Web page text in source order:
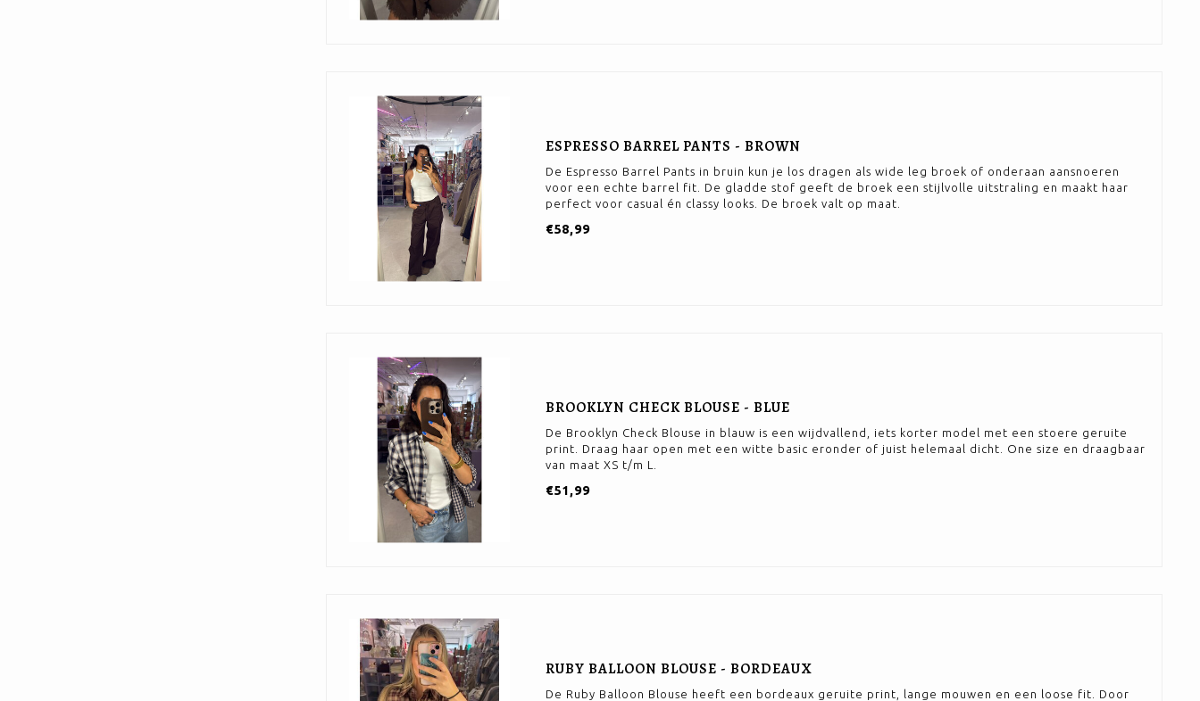
ESPRESSO BARREL PANTS - BROWN
De Espresso Barrel Pants in bruin kun je los dragen als wide leg broek of onderaan aansnoeren
voor een echte barrel fit. De gladde stof geeft de broek een stijlvolle uitstraling en maakt haar
perfect voor casual én classy looks. De broek valt op maat.
€58,99
BROOKLYN CHECK BLOUSE - BLUE
De Brooklyn Check Blouse in blauw is een wijdvallend, iets korter model met een stoere geruite
print. Draag haar open met een witte basic eronder of juist helemaal dicht. One size en draagbaar
van maat XS t/m L.
€51,99
RUBY BALLOON BLOUSE - BORDEAUX
De Ruby Balloon Blouse heeft een bordeaux geruite print, lange mouwen en een loose fit. Door